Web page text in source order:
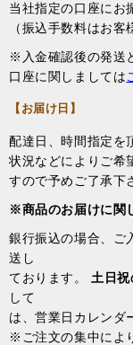
当社指定の口座にお
（振込手数料はお客
※入金確認後の発送
口座に関しましては
【お届け日】
配達日、時間指定を
状況などによりご希
すので予めご了承下
※商品のお届けに関
銀行振込の場合、ご
送し
ております。 土日
して
は、営業日カレンダ
※ご注文の集中によ